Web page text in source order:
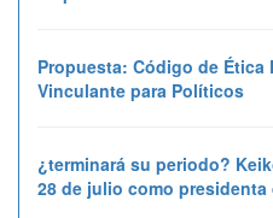
Propuesta: Código de Ética
Vinculante para Políticos
¿terminará su periodo?
28 de julio como presidenta